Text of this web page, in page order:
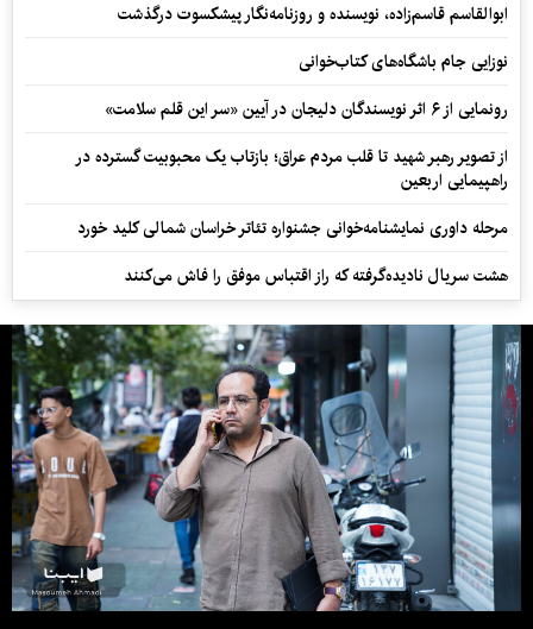
ابوالقاسم قاسم‌زاده، نویسنده و روزنامه‌نگار پیشکسوت درگذشت
نوزایی جام باشگاه‌های کتاب‌خوانی
رونمایی از ۶ اثر نویسندگان دلیجان در آیین «سر این قلم سلامت»
از تصویر رهبر شهید تا قلب مردم عراق؛ بازتاب یک محبوبیت گسترده در
راهپیمایی اربعین
مرحله داوری نمایشنامه‌خوانی جشنواره تئاتر خراسان شمالی کلید خورد
هشت سریال نادیده‌گرفته که راز اقتباس موفق را فاش می‌کنند